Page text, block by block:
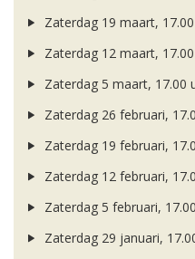
Zaterdag 19 maart,
Zaterdag 12 maart,
Zaterdag 5 maart, 17.00
Zaterdag 26 februari,
Zaterdag 19 februari,
Zaterdag 12 februari,
Zaterdag 5 februari,
Zaterdag 29 januari,